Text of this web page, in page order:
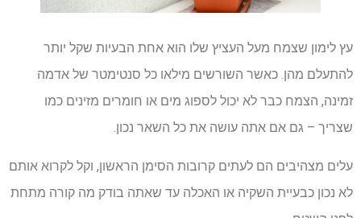
עץ לימון שצמח מעל העציץ שלו הוא אחת הבעיות שקל יותר
להתעלם מהן. כאשר השורשים מילאו כל סנטימטר של אדמה
זמינה, הצמח כבר לא יכול לספוג מים או חומרים מזינים כמו
שצריך – גם אם אתה עושה את כל השאר נכון.
עלים מצהיבים הם לעתים קרובות הסימן הראשון, וקל לקרוא אותם
לא נכון כבעיית השקיה או האכלה עד שאתה בודק מה קורה מתחת